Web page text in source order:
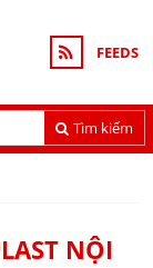
FEEDS
Tìm kiếm
NỘI